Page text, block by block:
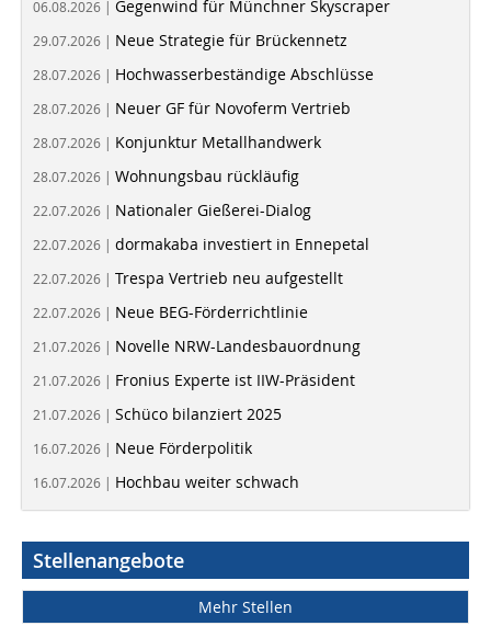
06.08.2026 | Gegenwind für Münchner Skyscraper
29.07.2026 | Neue Strategie für Brückennetz
28.07.2026 | Hochwasserbeständige Abschlüsse
28.07.2026 | Neuer GF für Novoferm Vertrieb
28.07.2026 | Konjunktur Metallhandwerk
28.07.2026 | Wohnungsbau rückläufig
22.07.2026 | Nationaler Gießerei-Dialog
22.07.2026 | dormakaba investiert in Ennepetal
22.07.2026 | Trespa Vertrieb neu aufgestellt
22.07.2026 | Neue BEG-Förderrichtlinie
21.07.2026 | Novelle NRW-Landesbauordnung
21.07.2026 | Fronius Experte ist IIW-Präsident
21.07.2026 | Schüco bilanziert 2025
16.07.2026 | Neue Förderpolitik
16.07.2026 | Hochbau weiter schwach
Stellenangebote
Mehr Stellen